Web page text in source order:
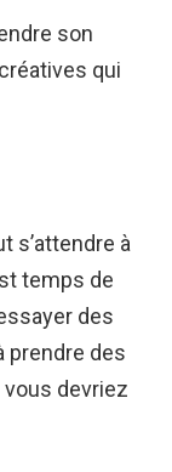
son
qui
s’attendre à
temps de
des
prendre des
devriez